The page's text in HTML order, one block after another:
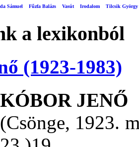
Sámuel Fűzfa Balázs Vasút Irodalom Tilcsik György
a lexikonból
(1923-1983)
KÓBOR JENŐ
(Csönge, 1923.